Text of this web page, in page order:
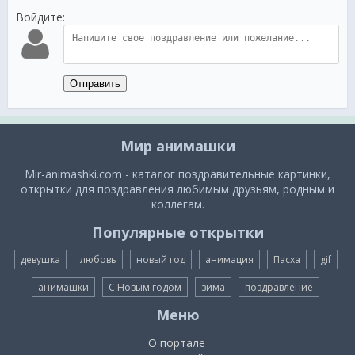
Войдите:
Отправить
Мир анимашки
Mir-animashki.com - каталог поздравительные картинки,
открытки для поздравления любимым друзьям, родным и
коллегам.
Популярные открытки
девушка любовь новый год анимация Пасха gif
анимашки С Новым годом зима поздравление
Меню
О портале